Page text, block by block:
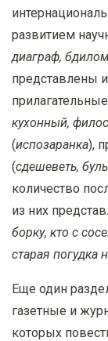
развитием
диаграф,
представлены
кухонный,
(испозаранка),
(сдешеветь,
количество
из них
борку, кто с
старая погудка
Еще один
газетные и
которых